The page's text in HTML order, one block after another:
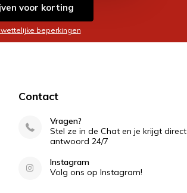
voor korting
beperkingen
Contact
Vragen?
Stel ze in de Chat en je krijgt direct
antwoord 24/7
Instagram
Volg ons op Instagram!